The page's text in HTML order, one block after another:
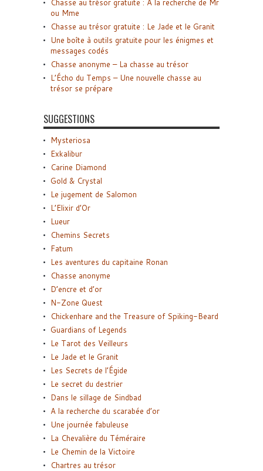
Chasse au trésor gratuite : A la recherche de Mr
ou Mme
Chasse au trésor gratuite : Le Jade et le Granit
Une boîte à outils gratuite pour les énigmes et
messages codés
Chasse anonyme – La chasse au trésor
L’Écho du Temps – Une nouvelle chasse au
trésor se prépare
SUGGESTIONS
Mysteriosa
Exkalibur
Carine Diamond
Gold & Crystal
Le jugement de Salomon
L’Elixir d’Or
Lueur
Chemins Secrets
Fatum
Les aventures du capitaine Ronan
Chasse anonyme
D’encre et d’or
N-Zone Quest
Chickenhare and the Treasure of Spiking-Beard
Guardians of Legends
Le Tarot des Veilleurs
Le Jade et le Granit
Les Secrets de l’Égide
Le secret du destrier
Dans le sillage de Sindbad
A la recherche du scarabée d’or
Une journée fabuleuse
La Chevalière du Téméraire
Le Chemin de la Victoire
Chartres au trésor